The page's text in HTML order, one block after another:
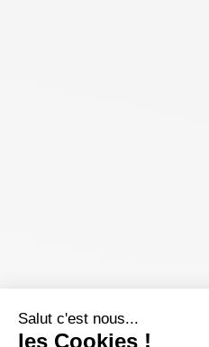
Salut c'est nous...
les Cookies !